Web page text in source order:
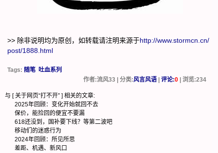
>> 除非说明均为原创，如转载请注明来源于http://www.stormcn.cn/
post/1888.html
Tags: 随笔 吐血系列
作者:流风33 | 分类:风言风语 |评论:0 | 浏览:234
与 [关于网页“打不开” ] 相关的文章:
2025年回顾：变化开始就回不去
保价，能捡回的便宜不要漏
618还没到，国补要下线？等第二波吧
移动们的迷惑行为
2024年回顾：所见所思
差距、机遇、新风口